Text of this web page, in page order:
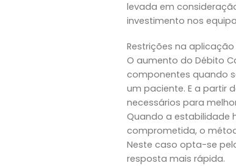
levada em
investimento nos
Restrições na aplicação
O aumento do Débito
componentes quando
um paciente. E a partir
necessários para
Quando a estabilidade
comprometida, o
Neste caso opta-se
resposta mais rápida.